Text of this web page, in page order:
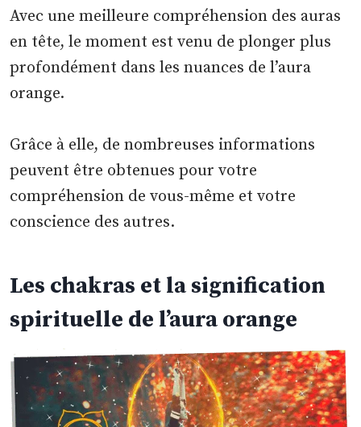
Avec une meilleure compréhension des auras
en tête, le moment est venu de plonger plus
profondément dans les nuances de l’aura
orange.
Grâce à elle, de nombreuses informations
peuvent être obtenues pour votre
compréhension de vous-même et votre
conscience des autres.
Les chakras et la signification
spirituelle de l’aura orange